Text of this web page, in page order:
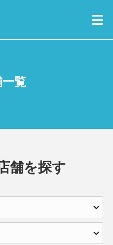
一覧
舗を探す